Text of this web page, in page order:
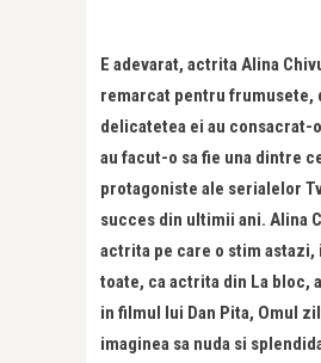
E adevarat, actrita Alina
remarcat pentru frumusete,
delicatetea ei au consacrat-
au facut-o sa fie una dintre
protagoniste ale serialelor
succes din ultimii ani. Alina
actrita pe care o stim astazi,
toate, ca actrita din La bloc,
in filmul lui Dan Pita, Omul
imaginea sa nuda si